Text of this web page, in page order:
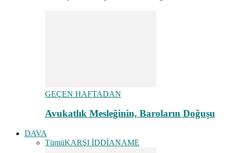
GEÇEN HAFTADAN
Avukatlık Mesleğinin, Baroların Doğuşu
DAVA
TümüKARŞI İDDİANAME